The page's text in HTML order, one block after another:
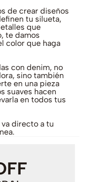
de crear diseños
tu silueta,
que
te damos
color que haga
con denim, no
sino también
en una pieza
suaves hacen
en todos tus
directo a tu